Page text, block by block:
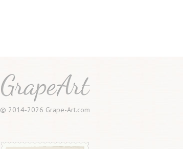
© 2014-2026 Grape-Art.com